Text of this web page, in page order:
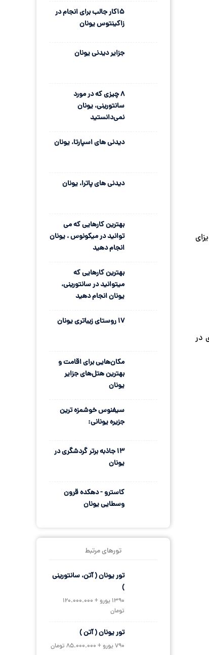
در
15کار جالب برای انجام در
زاکینتوس یونان
جزایر دیدنی یونان
8 چیزی که در مورد
سانتورینی، یونان
نمی‌دانستید
دیدنی های اسپارتا، یونان
دیدنی های پاترا، یونان
بهترین کارهایی که می
توانید در میکونوس ، یونان
انجام دهید
بهترین کارهایی که
میتوانید در سانتورینی،
یونان انجام دهید
17 روستای زیباتری یونان
مکان‌هایی برای اقامت و
بهترین هتل‌های جزایر
یونان
سیفنوس خوشمزه ترین
جزیره یونانی:
13 جاذبه برتر گردشگری در
یونان
کاسترو - دهکده قرون
وسطایی یونان
تورهای مرتبط
تور یونان ( آتن، سانتورینی
)
1390 یورو + 120.000.000
تومان
تور یونان ( آتن )
790 یورو + 85.000.000 تومان